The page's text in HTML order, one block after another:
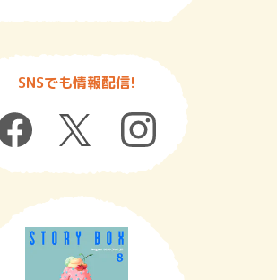
SNSでも情報配信!